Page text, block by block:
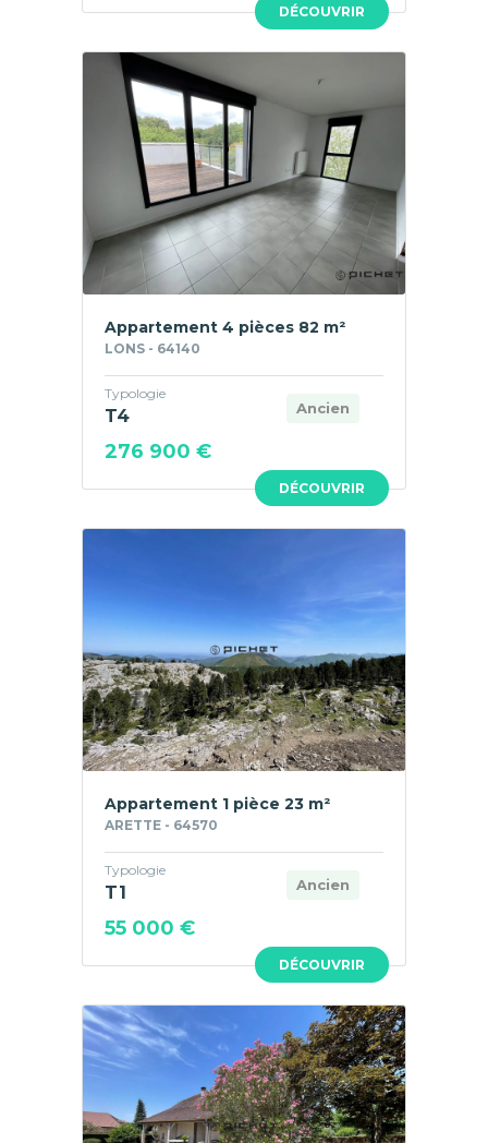
DÉCOUVRIR
DÉCOUVRIR
Appartement 4 pièces 82 m²
LONS - 64140
Ancien
Typologie
T4
276 900 €
DÉCOUVRIR
Appartement 1 pièce 23 m²
ARETTE - 64570
Ancien
Typologie
T1
55 000 €